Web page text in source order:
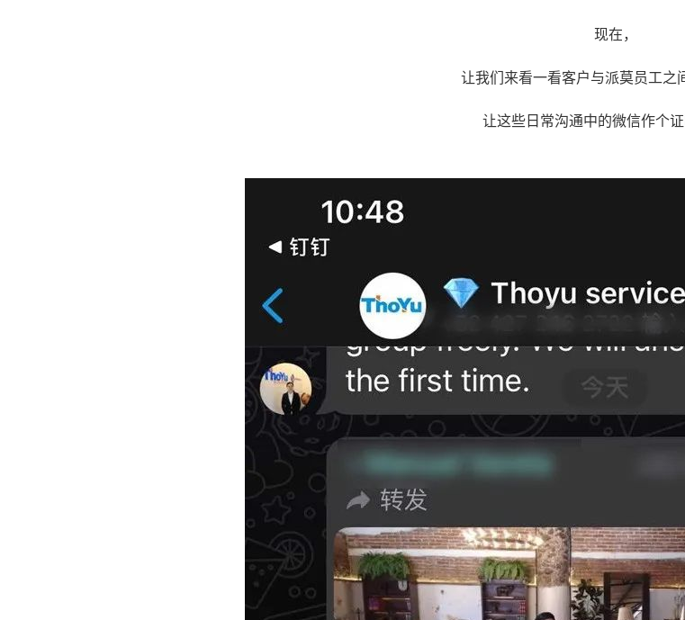
现在，
让我们来看一看客户与派莫员工之
让这些日常沟通中的微信作个证